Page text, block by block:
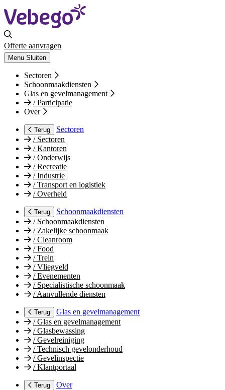
Offerte aanvragen
Menu Sluiten
Sectoren
Schoonmaakdiensten
Glas en gevelmanagement
/Participatie
Over
Terug
Sectoren
/Sectoren
/Kantoren
/Onderwijs
/Recreatie
/Industrie
/Transport en logistiek
/Overheid
Terug
Schoonmaakdiensten
/Schoonmaakdiensten
/Zakelijke schoonmaak
/Cleanroom
/Food
/Trein
/Vliegveld
/Evenementen
/Specialistische schoonmaak
/Aanvullende diensten
Terug
Glas en gevelmanagement
/Glas en gevelmanagement
/Glasbewassing
/Gevelreiniging
/Technisch gevelonderhoud
/Gevelinspectie
/Klantportaal
Terug
Over